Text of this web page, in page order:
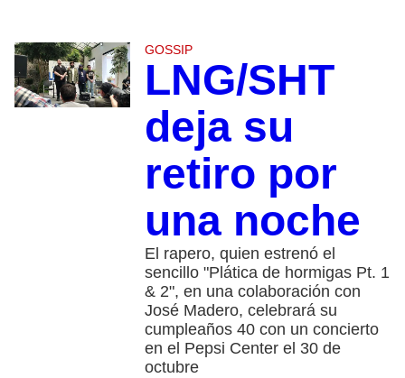
GOSSIP
LNG/SHT
deja su
retiro por
una noche
El rapero, quien estrenó el
sencillo "Plática de hormigas Pt. 1
& 2", en una colaboración con
José Madero, celebrará su
cumpleaños 40 con un concierto
en el Pepsi Center el 30 de
octubre